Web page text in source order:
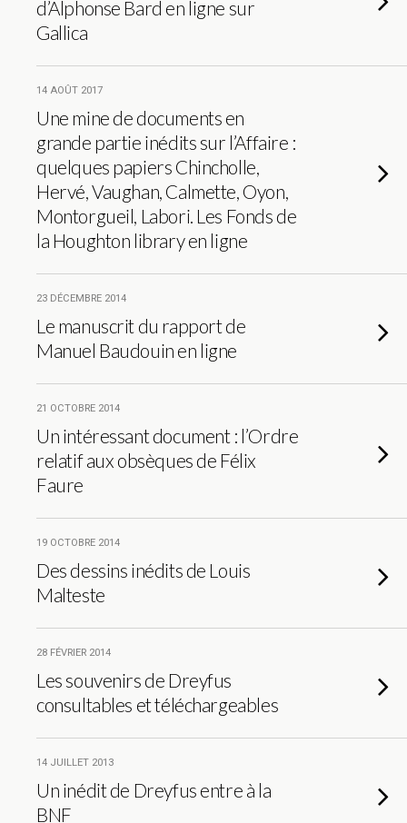
d’Alphonse Bard en ligne sur
Gallica
14 AOÛT 2017
Une mine de documents en
grande partie inédits sur l’Affaire :
quelques papiers Chincholle,
Hervé, Vaughan, Calmette, Oyon,
Montorgueil, Labori. Les Fonds de
la Houghton library en ligne
23 DÉCEMBRE 2014
Le manuscrit du rapport de
Manuel Baudouin en ligne
21 OCTOBRE 2014
Un intéressant document : l’Ordre
relatif aux obsèques de Félix
Faure
19 OCTOBRE 2014
Des dessins inédits de Louis
Malteste
28 FÉVRIER 2014
Les souvenirs de Dreyfus
consultables et téléchargeables
14 JUILLET 2013
Un inédit de Dreyfus entre à la
BNF